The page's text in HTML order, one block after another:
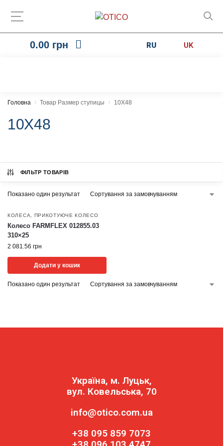
0.00 грн RU UK
Головна / Товар Размер ступицы / 10X48
10X48
ФІЛЬТР ТОВАРІВ
Показано один результат
КОЛЕСА ПРИКОТУЮЧЕ КОЛЕСО
Колесо FARMFLEX 012855.03
310×25
2 081.56 грн
Додати у кошик
Показано один результат
Україна, м. Луцьк,
вул. Ковельська, 70
info@otico.com.ua
+38 095 859 7073